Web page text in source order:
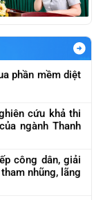
đánh giá nội bộ
quy định ATTT
phần mềm diệt
ngành Thanh
công dân, giải
nhũng, lãng